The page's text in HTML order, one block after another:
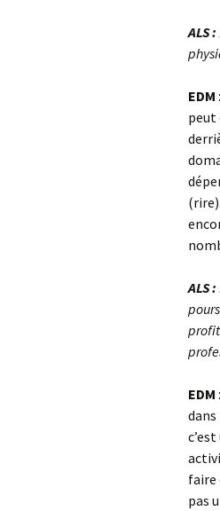
ALS :
EDM
peut
ALS :
profit
EDM
faire
pas